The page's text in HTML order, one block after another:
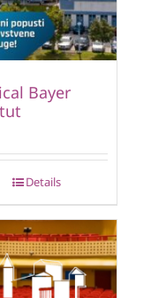
Bayer
Details